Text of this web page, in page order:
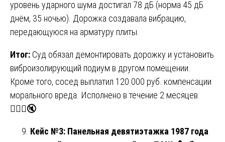
уровень ударного шума достигал 78 дБ (норма 45 дБ
днём, 35 ночью). Дорожка создавала вибрацию,
передающуюся на арматуру плиты.
Итог: Суд обязал демонтировать дорожку и установить
виброизолирующий подиум в другом помещении.
Кроме того, сосед выплатил 120 000 руб. компенсации
морального вреда. Исполнено в течение 2 месяцев.
🏋️‍♂️❌🔇
Кейс №3: Панельная девятиэтажка 1987 года